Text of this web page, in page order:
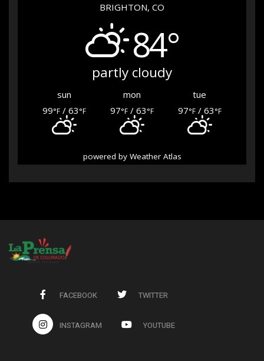
BRIGHTON, CO
84°
partly cloudy
sun mon
tue
99°F / 63°F 97°F/ 63°F 97°F/ 63°F
powered by Weather Atlas
FACEBOOK TWITTER
INSTAGRAM YOUTUBE